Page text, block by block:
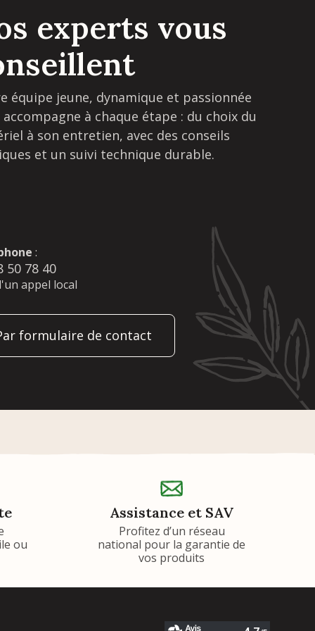
experts vous
équipe jeune, dynamique et passionnée
accompagne à chaque étape : du choix du
à son entretien, avec des conseils
et un suivi technique durable.
:
50 78 40
appel local
formulaire de contact
ou
Assistance et SAV
Profitez d’un réseau
national pour la garantie de
vos produits